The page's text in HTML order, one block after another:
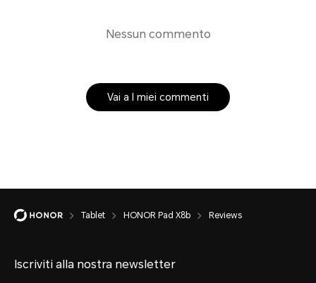
Nessun commento
Vai a I miei commenti
Tablet HONOR Pad X8b Reviews
Iscriviti alla nostra newsletter